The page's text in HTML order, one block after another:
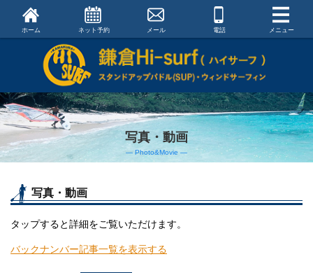
ホーム ネット予約 メール 電話 メニュー
写真・動画
― Photo&Movie ―
写真・動画
タップすると詳細をご覧いただけます。
バックナンバー記事一覧を表示する